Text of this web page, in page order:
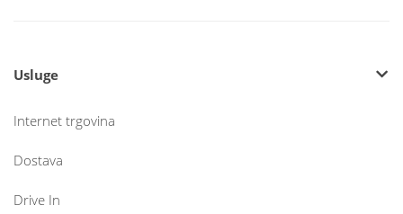
Usluge
Internet trgovina
Dostava
Drive In